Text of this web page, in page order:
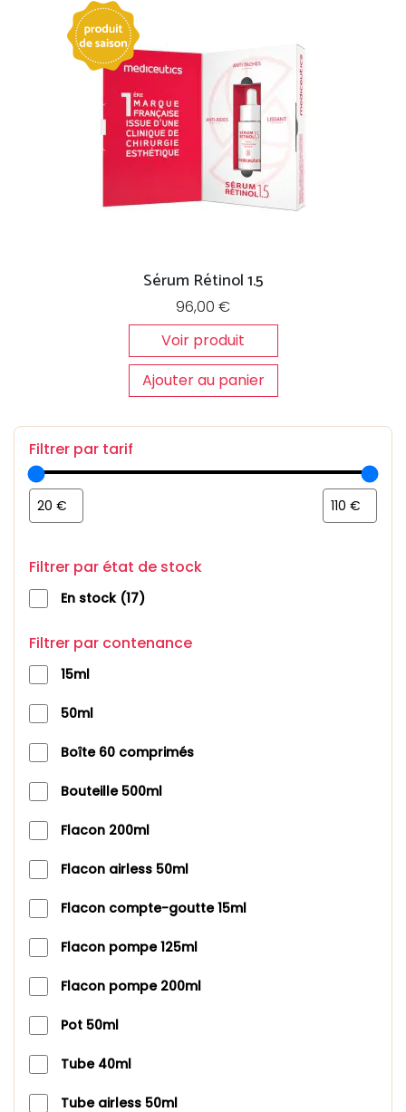
Sérum Rétinol 1.5
96,00 €
Voir produit
Ajouter au panier
Filtrer par tarif
Filtrer par état de stock
En stock 1717
Filtrer par contenance
15ml
50ml
Boîte 60 comprimés
Bouteille 500ml
Flacon 200ml
Flacon airless 50ml
Flacon compte-goutte 15ml
Flacon pompe 125ml
Flacon pompe 200ml
Pot 50ml
Tube 40ml
Tube airless 50ml